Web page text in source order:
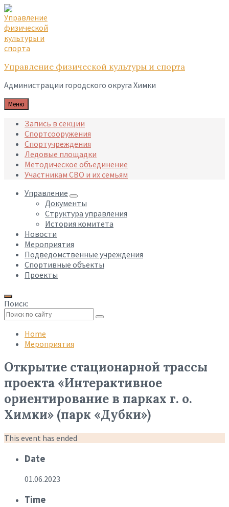
Skip
to
content
Skip
to
main
navigation
Skip
to
footer
Управление физической культуры и спорта
Администрации городского округа Химки
Меню
Запись в секции
Спортсооружения
Спортучреждения
Ледовые площадки
Методическое объединение
Участникам СВО и их семьям
Управление
Документы
Структура управления
История комитета
Новости
Мероприятия
Подведомственные учреждения
Спортивные объекты
Проекты
Поиск:
search
Home
Мероприятия
Открытие стационарной трассы
проекта «Интерактивное
ориентирование в парках г. о.
Химки» (парк «Дубки»)
This event has ended
Date
01.06.2023
Time